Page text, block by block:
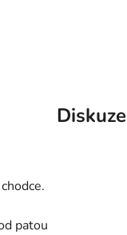
Diskuze
patou